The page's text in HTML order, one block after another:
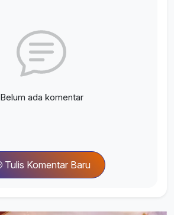
Belum ada komentar
Tulis Komentar Baru